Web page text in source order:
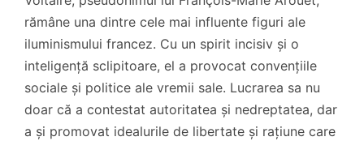
rămâne una dintre cele mai influente figuri ale
iluminismului francez. Cu un spirit incisiv și o
inteligență sclipitoare, el a provocat convențiile
sociale și politice ale vremii sale. Lucrarea sa nu
doar că a contestat autoritatea și nedreptatea, dar
a și promovat idealurile de libertate și rațiune care